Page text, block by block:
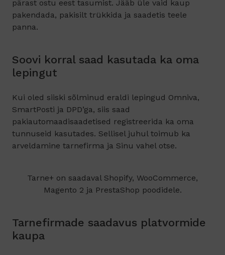
pärast ostu eest tasumist. Jääb üle vaid kaup
pakendada, pakisilt trükkida ja saadetis teele
panna.
Soovi korral saad kasutada ka oma
lepingut
Kui oled siiski sõlminud eraldi lepingud Omniva,
SmartPosti ja DPD’ga, siis saad
pakiautomaadisaadetised registreerida ka oma
tunnuseid kasutades. Sellisel juhul toimub ka
arveldamine tarnefirma ja Sinu vahel otse.
Tarne+ on saadaval Shopify, WooCommerce,
Magento 2 ja PrestaShop poodidele.
Tarnefirmade saadavus platvormide
kaupa